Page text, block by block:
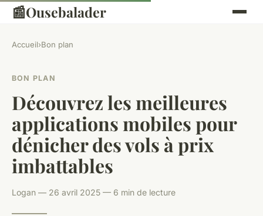
📰Ousebalader
Accueil›Bon plan
BON PLAN
Découvrez les meilleures
applications mobiles pour
dénicher des vols à prix
imbattables
Logan — 26 avril 2025 — 6 min de lecture